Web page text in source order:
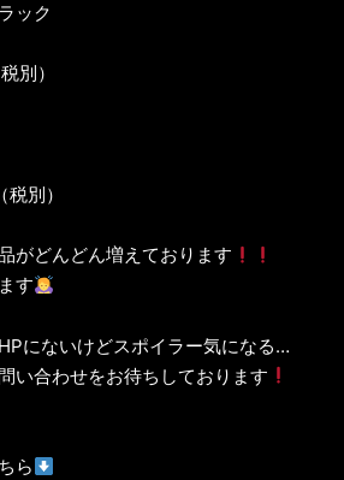
ック
別）
別）
がどんどん増えております
す
にないけどスポイラー気になる…
い合わせをお待ちしております
ら